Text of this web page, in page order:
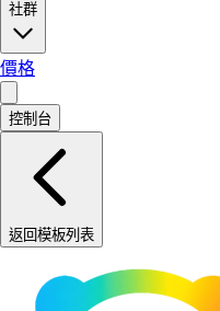
社群
價格
控制台
返回模板列表